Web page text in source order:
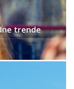
trende